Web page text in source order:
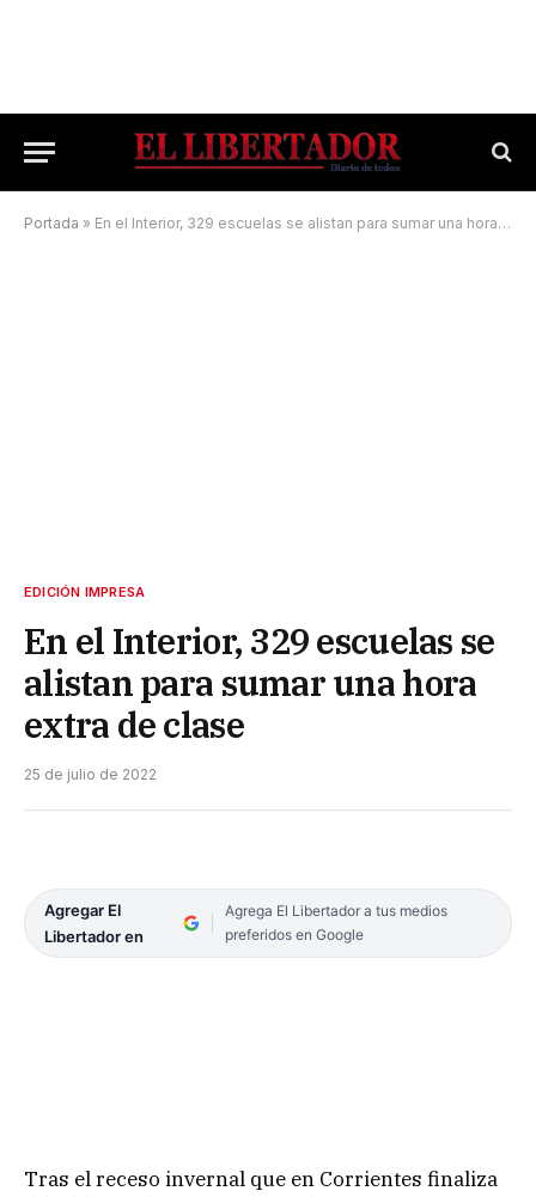
Portada » En el Interior, 329 escuelas se alistan para sumar una hora extra de clase
EDICIÓN IMPRESA
En el Interior, 329 escuelas se
alistan para sumar una hora
extra de clase
25 de julio de 2022
Agregar El
Libertador en
Agrega El Libertador a tus medios
preferidos en Google
Tras el receso invernal que en Corrientes finaliza